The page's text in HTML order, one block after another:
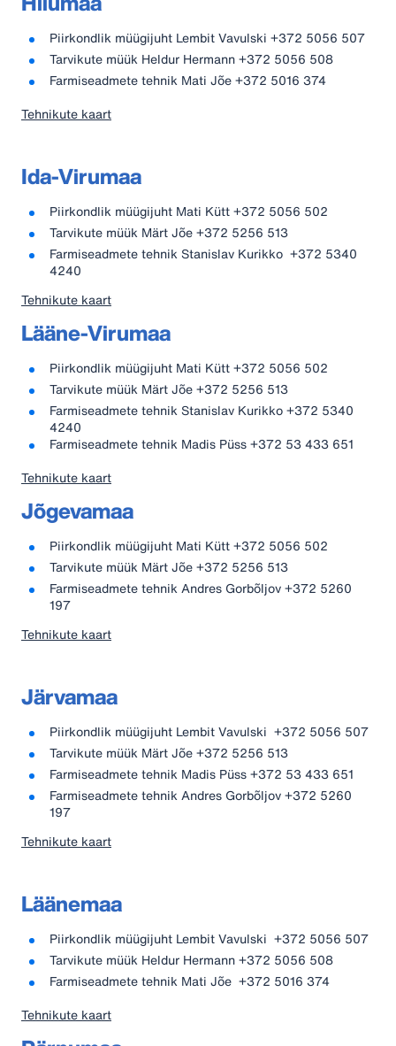
Piirkondlik müügijuht Lembit Vavulski +372 5056 507
Tarvikute müük Heldur Hermann +372 5056 508
Farmiseadmete tehnik Mati Jõe +372 5016 374
Tehnikute kaart
Ida-Virumaa
Piirkondlik müügijuht Mati Kütt +372 5056 502
Tarvikute müük Märt Jõe +372 5256 513
Farmiseadmete tehnik Stanislav Kurikko +372 5340
4240
Tehnikute kaart
Lääne-Virumaa
Piirkondlik müügijuht Mati Kütt +372 5056 502
Tarvikute müük Märt Jõe +372 5256 513
Farmiseadmete tehnik Stanislav Kurikko +372 5340
4240
Farmiseadmete tehnik Madis Püss +372 53 433 651
Tehnikute kaart
Jõgevamaa
Piirkondlik müügijuht Mati Kütt +372 5056 502
Tarvikute müük Märt Jõe +372 5256 513
Farmiseadmete tehnik Andres Gorbõljov +372 5260
197
Tehnikute kaart
Järvamaa
Piirkondlik müügijuht Lembit Vavulski +372 5056 507
Tarvikute müük Märt Jõe +372 5256 513
Farmiseadmete tehnik Madis Püss +372 53 433 651
Farmiseadmete tehnik Andres Gorbõljov +372 5260
197
Tehnikute kaart
Läänemaa
Piirkondlik müügijuht Lembit Vavulski +372 5056 507
Tarvikute müük Heldur Hermann +372 5056 508
Farmiseadmete tehnik Mati Jõe +372 5016 374
Tehnikute kaart